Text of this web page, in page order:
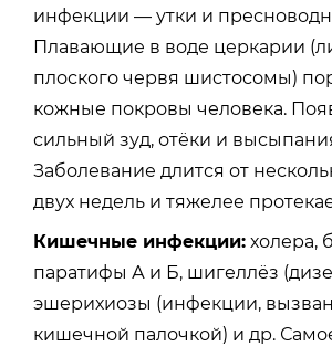
инфекции — утки и
Плавающие в воде церкарии
плоского червя шистосомы)
кожные покровы человека.
сильный зуд, отёки и
Заболевание длится от
двух недель и тяжелее
Кишечные инфекции: холера,
паратифы А и Б, шигеллёз
эшерихиозы (инфекции,
кишечной палочкой) и др.